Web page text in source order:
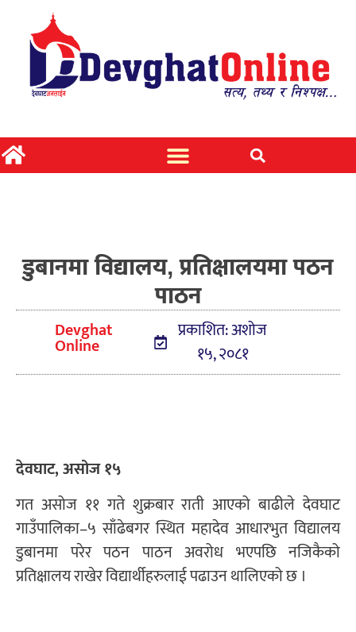
डुबानमा विद्यालय, प्रतिक्षालयमा पठन
पाठन
Devghat
Online
प्रकाशित: अशोज
१५, २०८१
देवघाट, असोज १५
गत असोज ११ गते शुक्रबार राती आएको बाढीले देवघाट
गाउँपालिका–५ साँढेबगर स्थित महादेव आधारभुत विद्यालय
डुबानमा परेर पठन पाठन अवरोध भएपछि नजिकैको
प्रतिक्षालय राखेर विद्यार्थीहरुलाई पढाउन थालिएको छ ।